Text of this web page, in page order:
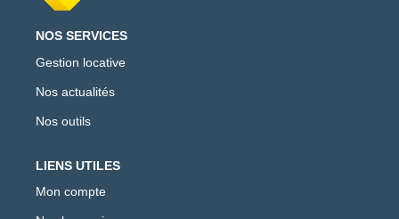
NOS SERVICES
Gestion locative
Nos actualités
Nos outils
LIENS UTILES
Mon compte